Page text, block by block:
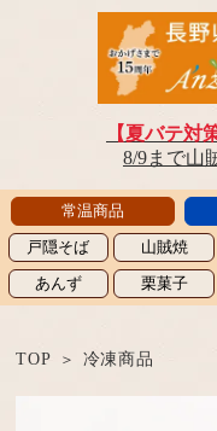
【夏バテ対
8/9まで山
常温商品
戸隠そば
あんず
山賊焼
栗菓子
TOP 冷凍商品